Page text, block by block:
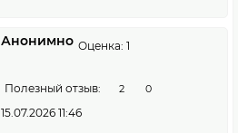
Анонимно Оценка: 1
Полезный отзыв: 2 0
15.07.2026 11:46